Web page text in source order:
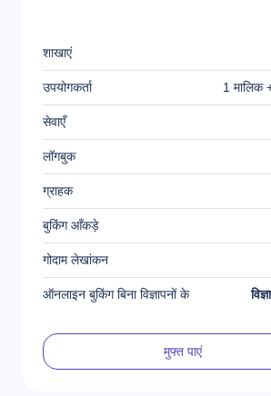
शाखाएं
उपयोगकर्ता 1 मालिक
सेवाएँ
लॉगबुक
ग्राहक
बुकिंग आँकड़े
गोदाम लेखांकन
ऑनलाइन बुकिंग बिना विज्ञापनों के
मुफ्त पाएं